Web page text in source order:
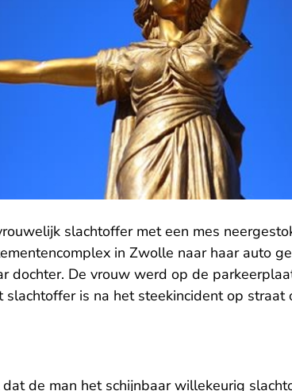
slachtoffer met een mes
in Zwolle naar haar auto
dochter. De vrouw werd op de
is na het steekincident op straat
de man het schijnbaar willekeurig